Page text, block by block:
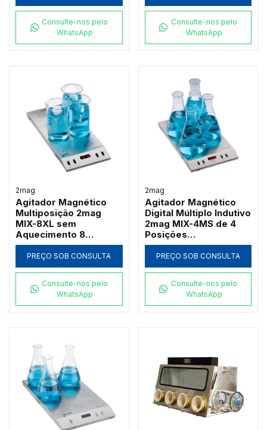
Consulte-nos pelo
WhatsApp
Consulte-nos pelo
WhatsApp
2mag
Agitador Magnético
Multiposição 2mag
MIX-8XL sem
Aquecimento 8
Lugares 600ml
PREÇO SOB CONSULTA
Consulte-nos pelo
WhatsApp
2mag
Agitador Magnético
Digital Múltiplo Indutivo
2mag MIX-4MS de 4
Posições
Independentes em Aço
Inox 100 a 2000 RPM
PREÇO SOB CONSULTA
Consulte-nos pelo
WhatsApp